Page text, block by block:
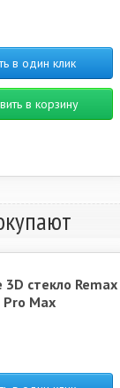
в один клик
в корзину
стекло Remax
Max